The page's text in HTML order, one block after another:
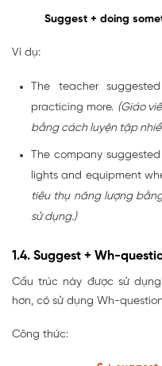
Suggest + doing
Ví dụ:
The teacher
practicing more. (Giáo
bằng cách luyện tập
The company
lights and equipment
tiêu thụ năng lượng
sử dụng.)
1.4. Suggest + Wh-
Cấu trúc này được sử
hơn, có sử dụng Wh-
Công thức: